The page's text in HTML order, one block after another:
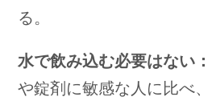
る。
水で飲み込む必要はない：
や錠剤に敏感な人に比べ